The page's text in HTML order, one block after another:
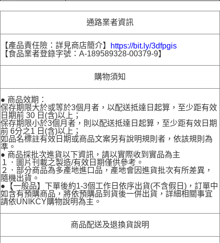
通路業者資訊
【產品責任險：詳見商店簡介】
https://bit.ly/3dfpgis
【食品業者登錄字號：A-189589328-00379-9】
購物須知
● 商品效期：
保存期限大於或等於3個月者，以配送抵達日起算，至少距有效
日期前 30 日(含)以上；
保存期限小於3個月者，則以配送抵達日起算，至少距有效日期
前 6分之1 日(含)以上；
如品名標註有效日期或商品文案另有說明規則者，依該規則為
準。
● 商品採批次進貨以下資訊，請以實際收到實品為主
１．圖片刊載之製造/有效日期僅供參考。
２．部分商品為多產地進口品，產地會因進貨批次有所差異，
隨機出貨。
●【一般品】下單後約1-3個工作日依序出貨(不含假日)，訂單中
如含有預購商品，將依預購品到貨後一併出貨，詳細相關事宜
請依UNIKCY購物說明為主。
商品配送及退換貨說明